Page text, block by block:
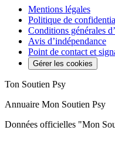
Mentions légales
Politique de
Conditions générales
Avis d’indépendance
Point de contact et
Gérer les cookies
Ton Soutien Psy
Annuaire Mon Soutien Psy
Données officielles "Mon